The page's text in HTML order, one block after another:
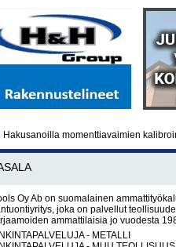
Hakusanoilla momenttiavaimien
Oy Ab on suomalainen
joka on palvellut
ammattilaisia jo vuodesta
- METALLI